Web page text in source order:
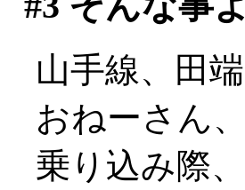
山手線、田
おねーさん、
乗り込み際、